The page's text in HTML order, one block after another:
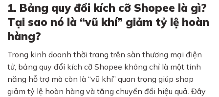
1. Bảng quy đổi kích cỡ Shopee là gì?
Tại sao nó là “vũ khí” giảm tỷ lệ hoàn
hàng?
Trong kinh doanh thời trang trên sàn thương mại điện
tử, bảng quy đổi kích cỡ Shopee không chỉ là một tính
năng hỗ trợ mà còn là “vũ khí” quan trọng giúp shop
giảm tỷ lệ hoàn hàng và tăng chuyển đổi hiệu quả. Đây